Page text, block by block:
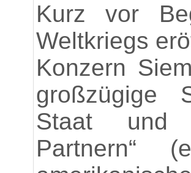
Kurz vor
Weltkriegs
Konzern
großzügige
Staat und
Partnern“